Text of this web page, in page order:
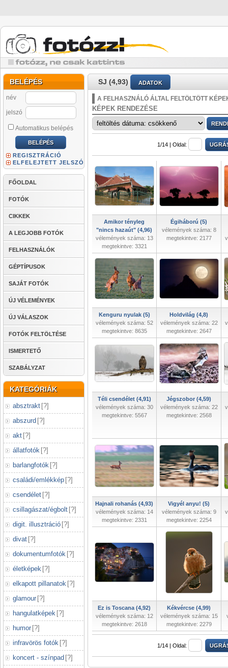
BELÉPÉS
név
jelszó
Automatikus belépés
REGISZTRÁCIÓ
ELFELEJTETT JELSZÓ
FŐOLDAL
FOTÓK
CIKKEK
A LEGJOBB FOTÓK
FELHASZNÁLÓK
GÉPTÍPUSOK
SAJÁT FOTÓK
ÚJ VÉLEMÉNYEK
ÚJ VÁLASZOK
FOTÓK FELTÖLTÉSE
ISMERTETŐ
SZABÁLYZAT
KATEGÓRIÁK
absztrakt [?]
abszurd [?]
akt [?]
állatfotók [?]
barlangfotók [?]
családi/emlékkép [?]
csendélet [?]
csillagászat/égbolt [?]
digit. illusztráció [?]
divat [?]
dokumentumfotók [?]
életképek [?]
elkapott pillanatok [?]
glamour [?]
hangulatképek [?]
humor [?]
infravörös fotók [?]
koncert - színpad [?]
SJ (4,93) ADATOK
A FELHASZNÁLÓ ÁLTAL FELTÖLTÖTT
KÉPEK RENDEZÉSE
1/14 | Oldal:
Amikor tényleg
"nincs hazaút" (4,96)
vélemények száma: 13
megtekintve: 3321
Égiháború (5)
vélemények száma: 8
megtekintve: 2177
Kenguru nyulak (5)
vélemények száma: 52
megtekintve: 8635
Holdvilág (4,8)
vélemények száma: 22
megtekintve: 2647
Téli csendélet (4,91)
vélemények száma: 30
megtekintve: 5567
Jégszobor (4,59)
vélemények száma: 22
megtekintve: 2568
Hajnali rohanás (4,93)
vélemények száma: 14
megtekintve: 2331
Vigyél anyu! (5)
vélemények száma: 9
megtekintve: 2254
Ez is Toscana (4,92)
vélemények száma: 12
megtekintve: 2618
Kékvércse (4,99)
vélemények száma: 15
megtekintve: 2279
1/14 | Oldal: